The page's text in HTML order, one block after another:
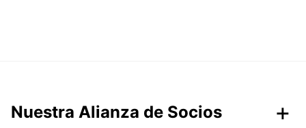
Nuestra Alianza de Socios